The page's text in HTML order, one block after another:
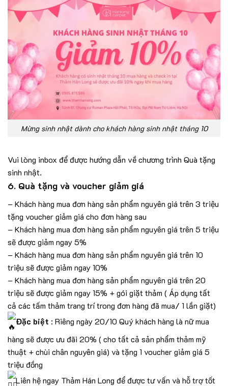
Mừng sinh nhật dành cho khách hàng sinh nhật tháng 10
Vui lòng inbox để được hướng dẫn về chương trình Quà tặng
sinh nhật.
6. Quà tặng và voucher giảm giá
– Khách hàng mua đơn hàng sản phẩm nguyên giá trên 3 triệu
tặng voucher giảm giá cho đơn hàng sau
– Khách hàng mua đơn hàng sản phẩm nguyên giá trên 5 triệu
sẽ được giảm ngay 5%
– Khách hàng mua đơn hàng sản phẩm nguyên giá trên 10
triệu sẽ được giảm ngay 10%
– Khách hàng mua đơn hàng sản phẩm nguyên giá trên 20
triệu sẽ được giảm ngay 15% + gói giặt thảm ( Áp dụng tất
cả các tấm thảm trang trí trong đơn hàng đã mua/ 1 lần giặt)
Đặc biệt : Riêng ngày 20/10 Quý khách hàng là nữ mua
hàng sẽ được ưu đãi 20% ( cho tất cả sản phẩm thảm mỹ
thuật + chùi chân nguyên giá) và tặng 1 voucher giảm giá 5
triệu đồng
Liên hệ ngay Thảm Hán Long để được tư vấn và hỗ trợ tốt